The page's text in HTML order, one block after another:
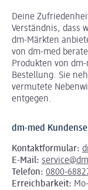
Deine
Verständnis, dass
dm-Märkten
von dm-med
Produkten von
Bestellung. Sie
vermutete
entgegen.
dm-med
Kontaktformular:
E-Mail:
Telefon: 0800-
Erreichbarkeit: